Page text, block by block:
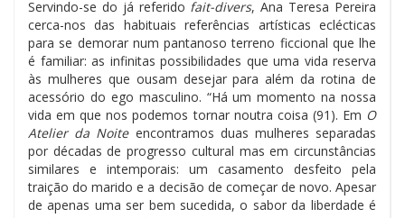
Servindo-se do já referido fait-divers, Ana Teresa Pereira
cerca-nos das habituais referências artísticas eclécticas
para se demorar num pantanoso terreno ficcional que lhe
é familiar: as infinitas possibilidades que uma vida reserva
às mulheres que ousam desejar para além da rotina de
acessório do ego masculino. “Há um momento na nossa
vida em que nos podemos tornar noutra coisa (91). Em O
Atelier da Noite encontramos duas mulheres separadas
por décadas de progresso cultural mas em circunstâncias
similares e intemporais: um casamento desfeito pela
traição do marido e a decisão de começar de novo. Apesar
de apenas uma ser bem sucedida, o sabor da liberdade é